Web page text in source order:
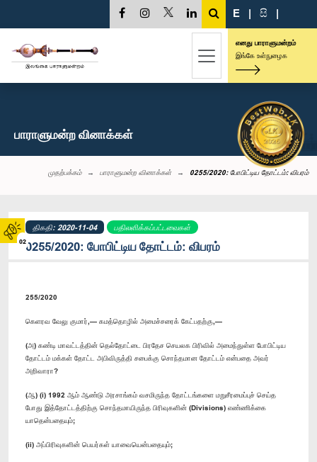
02
E | සි |
எனது பாராளுமன்றம்
இங்கே உள்நுழைக
பாராளுமன்ற வினாக்கள்
முதற்பக்கம் பாராளுமன்ற வினாக்கள் 0255/2020: போபிட்டிய தோட்டம்: விபரம்
திகதி: 2020-11-04 பதிலளிக்கப்பட்டவைகள்
0255/2020: போபிட்டிய தோட்டம்: விபரம்
255/2020
கெளரவ வேலு குமார்,— கமத்தொழில் அமைச்சரைக் கேட்பதற்கு,—
(அ) கண்டி மாவட்டத்தின் தெல்தோட்டை பிரதேச செயலக பிரிவில் அமைந்துள்ள போபிட்டிய
தோட்டம் மக்கள் தோட்ட அபிவிருத்தி சபைக்கு சொந்தமான தோட்டம் என்பதை அவர்
அறிவாரா?
(ஆ) (i) 1992 ஆம் ஆண்டு அரசாங்கம் வசமிருந்த தோட்டங்களை மறுசீரமைப்புச் செய்த
போது இத்தோட்டத்திற்கு சொந்தமாயிருந்த பிரிவுகளின் (Divisions) எண்ணிக்கை
யாதென்பதையும்;
(ii) அப்பிரிவுகளின் பெயர்கள் யாவையென்பதையும்;